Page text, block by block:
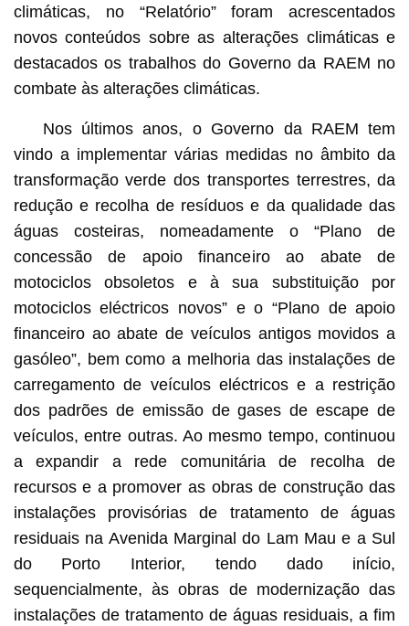
climáticas, no “Relatório” foram acrescentados
novos conteúdos sobre as alterações climáticas e
destacados os trabalhos do Governo da RAEM no
combate às alterações climáticas.
Nos últimos anos, o Governo da RAEM tem
vindo a implementar várias medidas no âmbito da
transformação verde dos transportes terrestres, da
redução e recolha de resíduos e da qualidade das
águas costeiras, nomeadamente o “Plano de
concessão de apoio financeiro ao abate de
motociclos obsoletos e à sua substituição por
motociclos eléctricos novos” e o “Plano de apoio
financeiro ao abate de veículos antigos movidos a
gasóleo”, bem como a melhoria das instalações de
carregamento de veículos eléctricos e a restrição
dos padrões de emissão de gases de escape de
veículos, entre outras. Ao mesmo tempo, continuou
a expandir a rede comunitária de recolha de
recursos e a promover as obras de construção das
instalações provisórias de tratamento de águas
residuais na Avenida Marginal do Lam Mau e a Sul
do Porto Interior, tendo dado início,
sequencialmente, às obras de modernização das
instalações de tratamento de águas residuais, a fim